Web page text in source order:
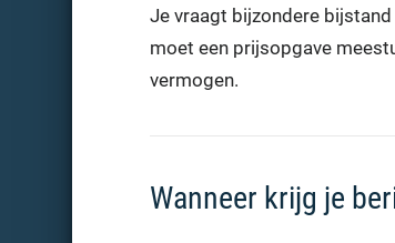
Je vraagt bijzondere
moet een prijsopgave
vermogen.
Wanneer krijg je